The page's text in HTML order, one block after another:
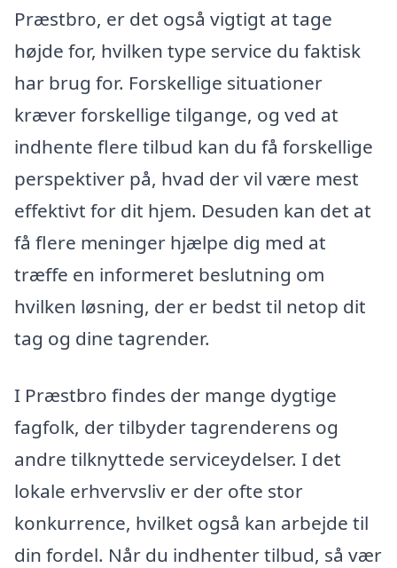
Præstbro, er det også vigtigt at tage
højde for, hvilken type service du faktisk
har brug for. Forskellige situationer
kræver forskellige tilgange, og ved at
indhente flere tilbud kan du få forskellige
perspektiver på, hvad der vil være mest
effektivt for dit hjem. Desuden kan det at
få flere meninger hjælpe dig med at
træffe en informeret beslutning om
hvilken løsning, der er bedst til netop dit
tag og dine tagrender.
I Præstbro findes der mange dygtige
fagfolk, der tilbyder tagrenderens og
andre tilknyttede serviceydelser. I det
lokale erhvervsliv er der ofte stor
konkurrence, hvilket også kan arbejde til
din fordel. Når du indhenter tilbud, så vær